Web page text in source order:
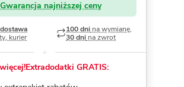
- co to znaczy
Gwarancja najniższej ceny
kurier
100 dni na wymianę,
30 dni na zwrot
Extradodatki GRATIS: